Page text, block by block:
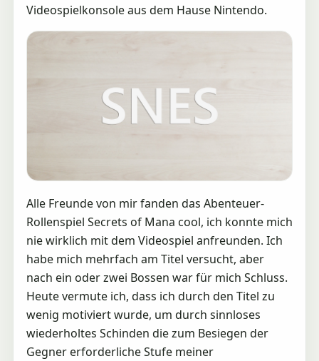
Videospielkonsole aus dem Hause Nintendo.
Alle Freunde von mir fanden das Abenteuer-
Rollenspiel Secrets of Mana cool, ich konnte mich
nie wirklich mit dem Videospiel anfreunden. Ich
habe mich mehrfach am Titel versucht, aber
nach ein oder zwei Bossen war für mich Schluss.
Heute vermute ich, dass ich durch den Titel zu
wenig motiviert wurde, um durch sinnloses
wiederholtes Schinden die zum Besiegen der
Gegner erforderliche Stufe meiner